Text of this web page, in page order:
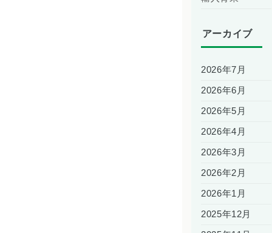
アーカイブ
2026年7月
2026年6月
2026年5月
2026年4月
2026年3月
2026年2月
2026年1月
2025年12月